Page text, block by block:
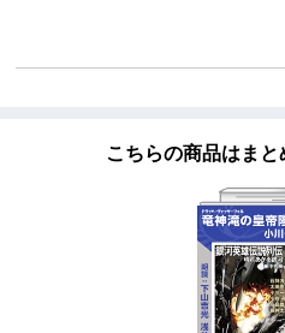
こちらの商品はま